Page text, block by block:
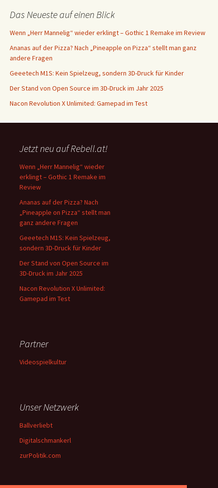
Das Neueste auf einen Blick
Wenn „Herr Mannelig“ wieder erklingt – Gothic 1 Remake im Review
Ananas auf der Pizza? Nach „Pineapple on Pizza“ stellt man ganz
andere Fragen
Geeetech M1S: Kein Spielzeug, sondern 3D-Druck für Kinder
Der Stand von Open Source im 3D-Druck im Jahr 2025
Nacon Revolution X Unlimited: Gamepad im Test
Jetzt neu auf Rebell.at!
Wenn „Herr Mannelig“ wieder
erklingt – Gothic 1 Remake im
Review
Ananas auf der Pizza? Nach
„Pineapple on Pizza“ stellt man
ganz andere Fragen
Geeetech M1S: Kein Spielzeug,
sondern 3D-Druck für Kinder
Der Stand von Open Source im
3D-Druck im Jahr 2025
Nacon Revolution X Unlimited:
Gamepad im Test
Partner
Videospielkultur
Unser Netzwerk
Ballverliebt
Digitalschmankerl
zurPolitik.com